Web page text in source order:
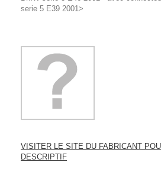
serie 5 E39 2001>
VISITER LE SITE DU FABRICANT
DESCRIPTIF